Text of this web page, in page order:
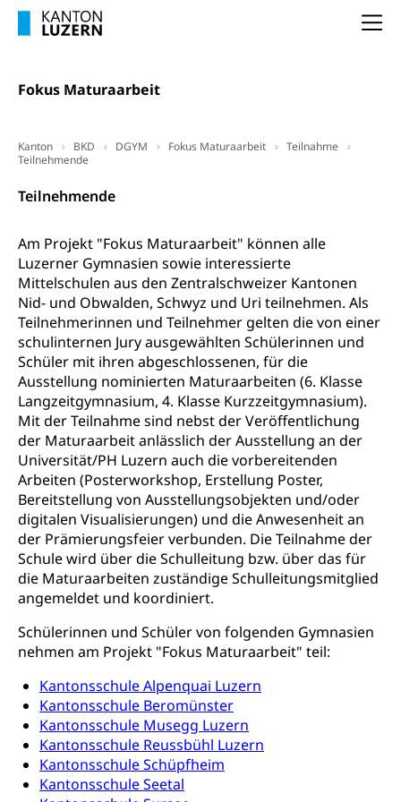
Fokus Maturaarbeit
Kanton BKD DGYM Fokus Maturaarbeit
Teilnahme
Teilnehmende
Teilnehmende
Am Projekt "Fokus Maturaarbeit" können alle
Luzerner Gymnasien sowie interessierte
Mittelschulen aus den Zentralschweizer Kantonen
Nid- und Obwalden, Schwyz und Uri teilnehmen. Als
Teilnehmerinnen und Teilnehmer gelten die von einer
schulinternen Jury ausgewählten Schülerinnen und
Schüler mit ihren abgeschlossenen, für die
Ausstellung nominierten Maturaarbeiten (6. Klasse
Langzeitgymnasium, 4. Klasse Kurzzeitgymnasium).
Mit der Teilnahme sind nebst der Veröffentlichung
der Maturaarbeit anlässlich der Ausstellung an der
Universität/PH Luzern auch die vorbereitenden
Arbeiten (Posterworkshop, Erstellung Poster,
Bereitstellung von Ausstellungsobjekten und/oder
digitalen Visualisierungen) und die Anwesenheit an
der Prämierungsfeier verbunden. Die Teilnahme der
Schule wird über die Schulleitung bzw. über das für
die Maturaarbeiten zuständige Schulleitungsmitglied
angemeldet und koordiniert.
Schülerinnen und Schüler von folgenden Gymnasien
nehmen am Projekt "Fokus Maturaarbeit" teil:
Kantonsschule Alpenquai Luzern
Kantonsschule Beromünster
Kantonsschule Musegg Luzern
Kantonsschule Reussbühl Luzern
Kantonsschule Schüpfheim
Kantonsschule Seetal
Erwachsenenbildung und Weiterbildung
Nachdiplomstudium, Zusatzlehre, Höhere
Berufsbildung, Berufsmatura nach Lehre,
Studienberatung, Beratung und Unterstützung,
Berufsabschluss für Erwachsene
Bildungsgutscheine Grundkompetenzen
Bildung & Berufsabschluss für Erwachsene
Fachperson Betreuung (verkürzte
Grundbildung)
Fachperson Gesundheit (verkürzte
Grundbildung)
Allgemeinbildung für Erwachsene
Berufsberatung (berufsberatung.ch)
Grundkompetenzen (einfach-besser.ch)
Bildung & Berufsabschluss für Erwachsene
Lehre nach dem Gymnasium
Höhere Berufsbildung
Berufsabschluss für Erwachsene
Höhere Bildung (hflu.ch)
Beratung & Unterstützung
Berufliche Grundbildung
Lehre, Berufsfachschule, Lehrbetrieb, Lehrvertrag,
Berufsberatung, Qualifikationsverfahren,
Berufswahl & Berufsberatung, Schnupperlehre und
Lehrstellensuche, Berufsmaturität,
Brückenangebote, Zugewanderte & Arbeitsmarkt,
Fachstelle Berufsbildung
Schulen und Berufsbildungszentren
Integrationsvorlehre INVOL Zentralschweiz
Fremdsprachen in der Berufslehre –
MobiLingua
Informationen für Lernende und Gesetzliche
Vertreter
Informationen für zugewanderte Personen
Schnupperlehre & Lehrstellensuche
Beruf & Weiterbildung (beruf.lu.ch)
Berufslehre (beruf.lu.ch)
Fachstelle Berufsbildung
für Bildung und Beruf
Berufsmaturität
Zentrum für Brückenangebote
Hochschule Fachhochschule
Studium, Hochschulstudium, tertiäre Bildung
Campus Horw
Campus Horw (HSLU)
Fachstelle Hochschulbildung
Hochschulen
Hochschule Luzern HSLU
Pädagogische Hochschule Luzern, PH Luzern
Höhere Fachschule Luzern HFLU
Mittelschulen
Gymnasium, Handelsmittelschule, Sekundarstufe II,
Kantonsschule, Fachmittelschule, Fachmatura,
Fachklasse Grafik Luzern, Berufsmatura,
Informatikmittelschule, Fachmittelschulzentrum
FMS, Fachmittelschulen, Vollzeitschulen mit
Berufsmatura BM, Aufnahmebedingungen FMS und
Vollzeitschulen mit BM
Berufsbildung / Mittelschulen (gruezi.lu.ch)
Fachklasse Grafik (fachklassegrafik.ch)
Fach- & Wirtschafts-Mittelschulzentrum FMZ
Gymnasialbildung, Kantonsschulen
Gymnasien & Fachmittelschulen (beruf.lu.ch)
Studienwahl- und Studienbearatung
Fachklasse Grafik
Obligatorische Schulzeit
Schulpflicht, Schulobligatorium, Primarschule,
Sekundarschule, Schulferien, Tagesschule,
Schulergänzende Betreuung, Logopädie,
Psychomotorik, Schulpsychologie, Schulsozialarbeit,
Heilpädagogik und Sonderschulen
Kantonale Sportcamps
Primarschule
Sekundarschule
Stipendien und Darlehen
Studienbeihilfe, Stipendien, Ausbildungsdarlehen